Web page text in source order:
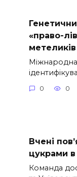
«право-
метеликів
0 0
Вчені
цукрами в
Команда